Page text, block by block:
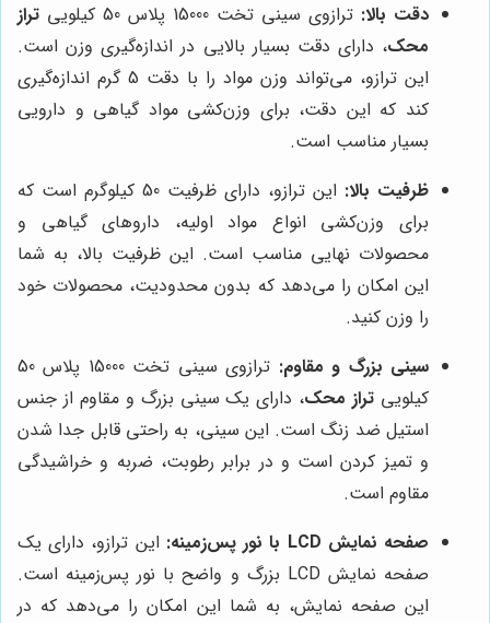
دقت بالا: ترازوی سینی تخت 15000 پلاس 50 کیلویی
تراز
محک، دارای دقت بسیار بالایی در اندازه‌گیری وزن است.
این ترازو، می‌تواند وزن مواد را با دقت 5 گرم اندازه‌گیری
کند که این دقت، برای وزن‌کشی مواد گیاهی و دارویی
بسیار مناسب است.
ظرفیت بالا:
این ترازو، دارای ظرفیت 50 کیلوگرم است که
برای وزن‌کشی انواع مواد اولیه، داروهای گیاهی و
محصولات نهایی مناسب است. این ظرفیت بالا، به شما
این امکان را می‌دهد که بدون محدودیت، محصولات خود
را وزن کنید.
سینی بزرگ و مقاوم:
ترازوی سینی تخت 15000 پلاس 50
کیلویی تراز محک، دارای یک سینی بزرگ و مقاوم از جنس
استیل ضد زنگ است. این سینی، به راحتی قابل جدا شدن
و تمیز کردن است و در برابر رطوبت، ضربه و خراشیدگی
مقاوم است.
صفحه نمایش LCD با نور پس‌زمینه:
این ترازو، دارای یک
صفحه نمایش LCD بزرگ و واضح با نور پس‌زمینه است.
این صفحه نمایش، به شما این امکان را می‌دهد که در